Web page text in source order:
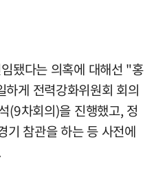
됐다는 의혹에 대해선 "홍
게 전력강화위원회 회의
(9차회의)을 진행했고, 정
기 참관을 하는 등 사전에